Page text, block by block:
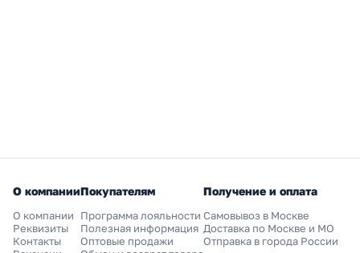
О компании
О компании
Реквизиты
Контакты
Покупателям
Программа лояльности
Полезная информация
Оптовые продажи
Получение и оплата
Самовывоз в Москве
Доставка по Москве и МО
Отправка в города России